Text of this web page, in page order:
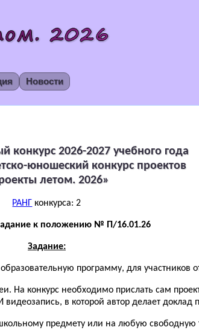
Новости
конкурс 2026-2027 учебного года
юношеский конкурс проектов
летом. 2026»
РАНГ конкурса: 2
к положению № П/16.01.26
Задание:
программу, для участников
На конкурс необходимо прислать сам
в которой автор делает доклад
предмету или на любую свободную